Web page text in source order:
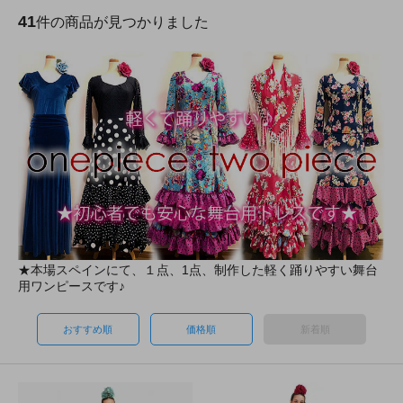
41件の商品が見つかりました
★本場スペインにて、１点、1点、制作した軽く踊りやすい舞台
用ワンピースです♪
おすすめ順 価格順 新着順